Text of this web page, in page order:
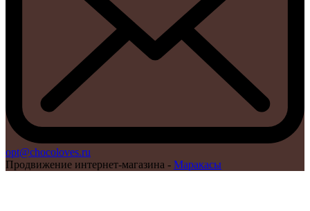
opt@chocoloves.ru
Продвижение интернет-магазина - Маракасы